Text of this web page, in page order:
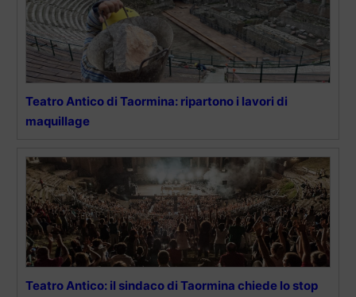
Teatro Antico di Taormina: ripartono i lavori di
maquillage
Teatro Antico: il sindaco di Taormina chiede lo stop